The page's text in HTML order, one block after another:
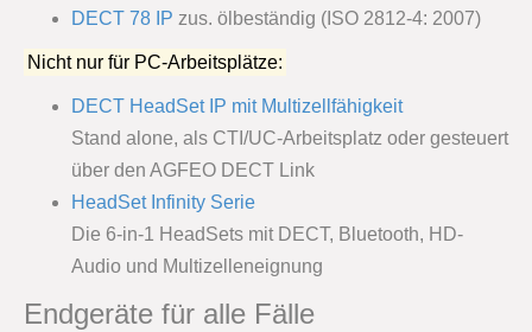
DECT 78 IP zus. ölbeständig (ISO 2812-4: 2007)
Nicht nur für PC-Arbeitsplätze:
DECT HeadSet IP mit Multizellfähigkeit
Stand alone, als CTI/UC-Arbeitsplatz oder gesteuert
über den AGFEO DECT Link
HeadSet Infinity Serie
Die 6-in-1 HeadSets mit DECT, Bluetooth, HD-
Audio und Multizelleneignung
Endgeräte für alle Fälle